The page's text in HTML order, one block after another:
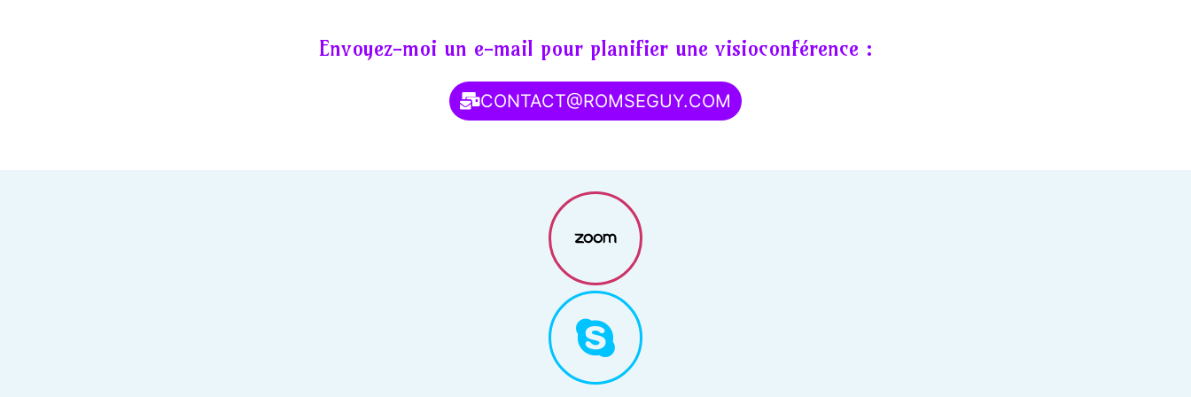
Envoyez-moi un e-mail pour planifier une visioconférence :
CONTACT@ROMSEGUY.COM